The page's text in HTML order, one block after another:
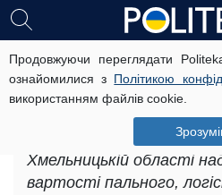
Продовжуючи переглядати
ознайомилися з Політикою
використанням файлів cookie.
Підвищення
послуги у
нові ціни вже відомі
Підвищення тарифів на
Хмельницькій області
вартості пального,